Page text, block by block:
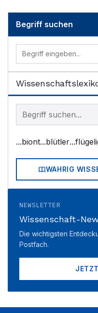
Begriff suchen
Begriff im Lexikon
...biont...blütler
WAHRIG
NEWSLETTER
Wissenschaft-
Die wichtigsten
Postfach.